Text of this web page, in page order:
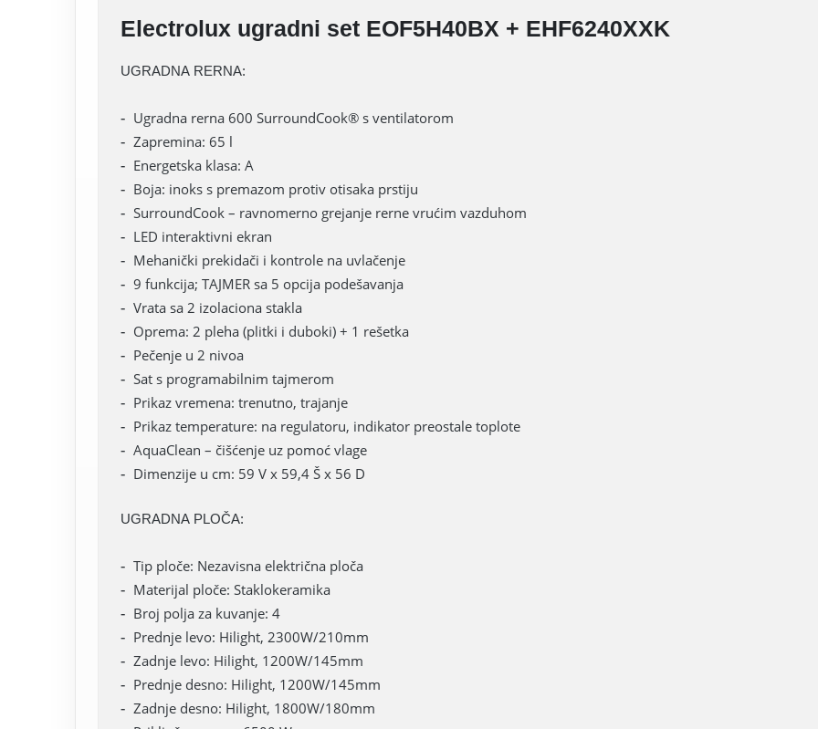
Electrolux ugradni set EOF5H40BX + EHF6240XXK
UGRADNA RERNA:
Ugradna rerna 600 SurroundCook® s ventilatorom
Zapremina: 65 l
Energetska klasa: A
Boja: inoks s premazom protiv otisaka prstiju
SurroundCook – ravnomerno grejanje rerne vrućim vazduhom
LED interaktivni ekran
Mehanički prekidači i kontrole na uvlačenje
9 funkcija; TAJMER sa 5 opcija podešavanja
Vrata sa 2 izolaciona stakla
Oprema: 2 pleha (plitki i duboki) + 1 rešetka
Pečenje u 2 nivoa
Sat s programabilnim tajmerom
Prikaz vremena: trenutno, trajanje
Prikaz temperature: na regulatoru, indikator preostale toplote
AquaClean – čišćenje uz pomoć vlage
Dimenzije u cm: 59 V x 59,4 Š x 56 D
UGRADNA PLOČA:
Tip ploče: Nezavisna električna ploča
Materijal ploče: Staklokeramika
Broj polja za kuvanje: 4
Prednje levo: Hilight, 2300W/210mm
Zadnje levo: Hilight, 1200W/145mm
Prednje desno: Hilight, 1200W/145mm
Zadnje desno: Hilight, 1800W/180mm